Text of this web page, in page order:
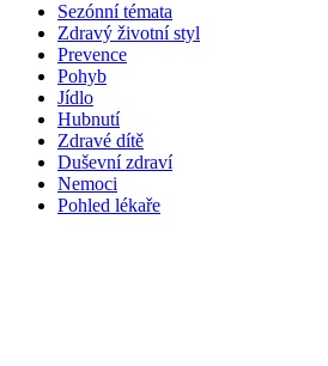
Sezónní témata
Zdravý životní styl
Prevence
Pohyb
Jídlo
Hubnutí
Zdravé dítě
Duševní zdraví
Nemoci
Pohled lékaře